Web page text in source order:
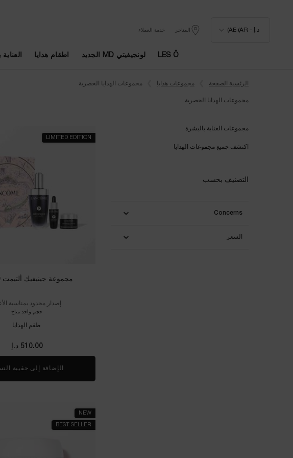
د.إ - AE (AR) المتاجر خدمة العملاء
LES Ô لونجيفيتي MD الجديد اطقام هدايا
الرئسية الصفحة
مجموعات هدايا مجموعات الهدايا الحصرية
مجموعات الهدايا الحصرية
مجموعات العناية بالبشرة
اكتشف جميع مجموعات الهدايا
التصنيف بحسب
Concerns
السعر
LIMITED EDITION
مجموعة جينيفيك ألتيمت 50 مل
إصدار محدود بمناسبة
حجم واحد متاح
طقم الهدايا
510.00 د.إ
الإضافة إلى حقيبة
NEW
BEST SELLER